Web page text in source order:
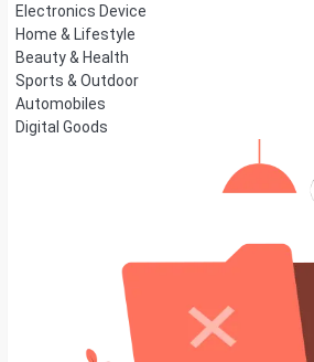
Electronics Device
Home & Lifestyle
Beauty & Health
Sports & Outdoor
Automobiles
Digital Goods